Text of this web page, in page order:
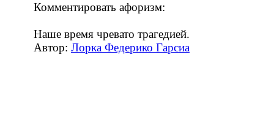
Комментировать афоризм:
Наше время чревато трагедией.
Автор: Лорка Федерико Гарсиа